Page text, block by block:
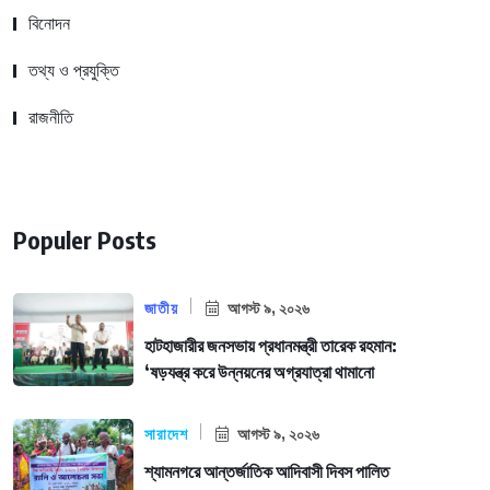
বিনোদন
তথ্য ও প্রযুক্তি
রাজনীতি
Populer Posts
জাতীয় আগস্ট ৯, ২০২৬
হাটহাজারীর জনসভায় প্রধানমন্ত্রী তারেক রহমান:
‘ষড়যন্ত্র করে উন্নয়নের অগ্রযাত্রা থামানো
সারাদেশ আগস্ট ৯, ২০২৬
শ্যামনগরে আন্তর্জাতিক আদিবাসী দিবস পালিত